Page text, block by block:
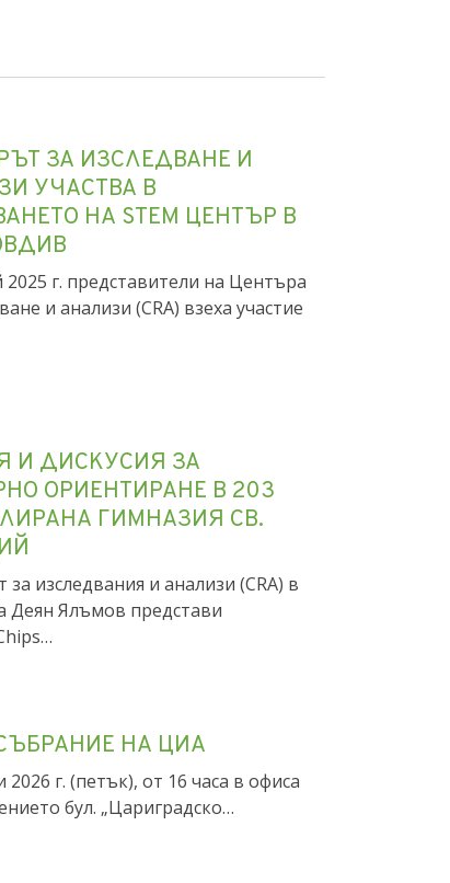
ЗА ИЗСЛЕДВАНЕ И
УЧАСТВА В
НА STEM ЦЕНТЪР В
г. представители на Центъра
И ДИСКУСИЯ ЗА
ОРИЕНТИРАНЕ В 203
ГИМНАЗИЯ СВ.
изследвания и анализи (CRA) в
НА ЦИА